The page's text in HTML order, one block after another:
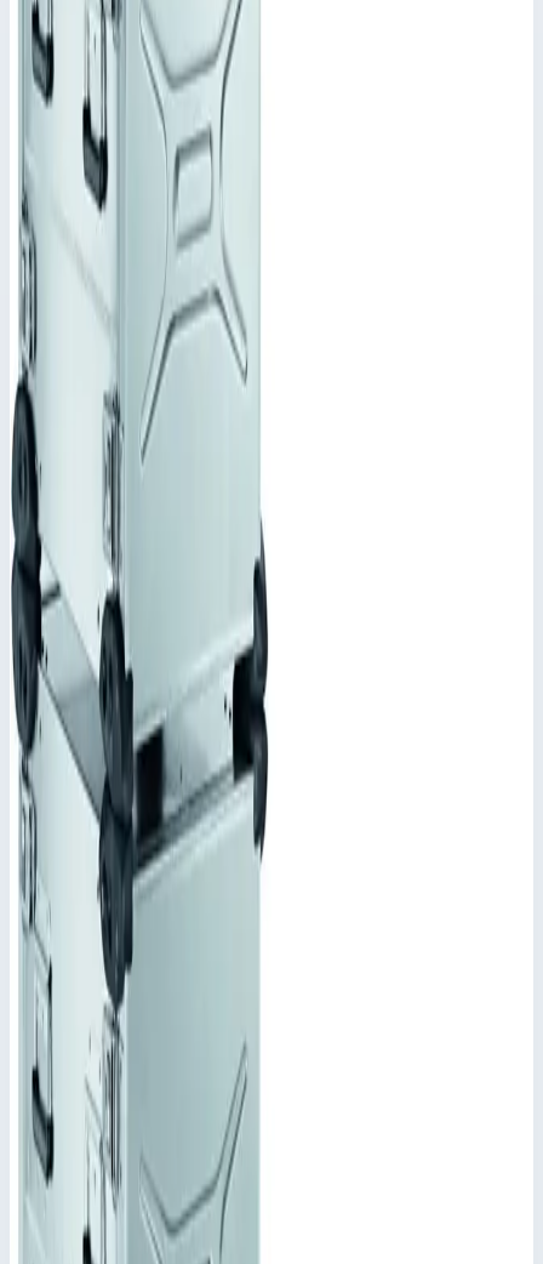
Корпус Mitraset Racklite 19" - 45913 Переносные корпусы для
электронных приборов
Основные параметры
11,8 кг
Производитель
Zarges
Внешние размеры
728,0х591,0х271,5 мм
Номинальная глубина
Стоимость
Цена по запросу
Добавить в заявку
Корпус Mitraset Racklite 19" Zarges 3 HE/U 728х591х271,5 мм
45913
Добавить в заявку
Корпус Mitraset Racklite 19" Zarges 3 HE/U 728х591х271,5 мм
45913
Арт.
45913
Цена по запросу
Добавить в заявку
Добавить к сравнению
Описание
Корпус Mitraset Racklite 19" - 45913
Переносные корпусы для электронных приборов
Для крепления электронных приборов размером 19".
Разные по глубине и высоте исполнения.
Широкий ассортимент дополнительных комплектующих.
Эластичные элементы для укладки в штабель
расположены в уголках корпуса и крышки.